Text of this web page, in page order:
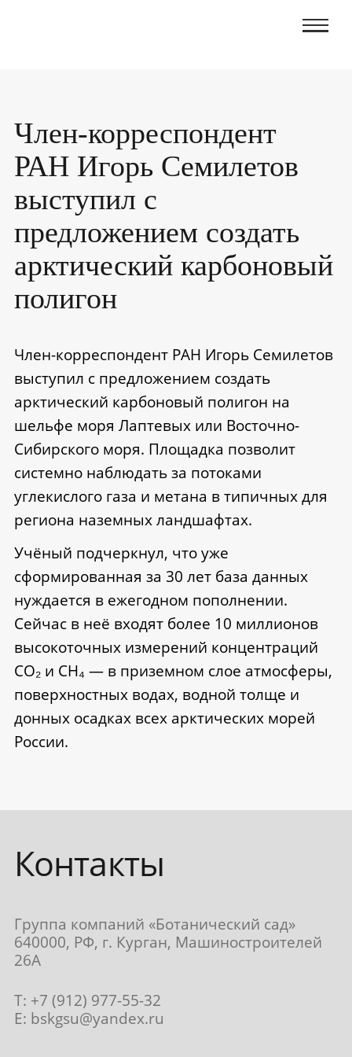
Член-корреспондент
РАН Игорь Семилетов
выступил с
предложением создать
арктический карбоновый
полигон
Член-корреспондент РАН Игорь Семилетов
выступил с предложением создать
арктический карбоновый полигон на
шельфе моря Лаптевых или Восточно-
Сибирского моря. Площадка позволит
системно наблюдать за потоками
углекислого газа и метана в типичных для
региона наземных ландшафтах.
Учёный подчеркнул, что уже
сформированная за 30 лет база данных
нуждается в ежегодном пополнении.
Сейчас в неё входят более 10 миллионов
высокоточных измерений концентраций
CO₂ и CH₄ — в приземном слое атмосферы,
поверхностных водах, водной толще и
донных осадках всех арктических морей
России.
Контакты
Группа компаний «Ботанический сад»
640000, РФ, г. Курган, Машиностроителей
26А
T: +7 (912) 977-55-32
E: bskgsu@yandex.ru